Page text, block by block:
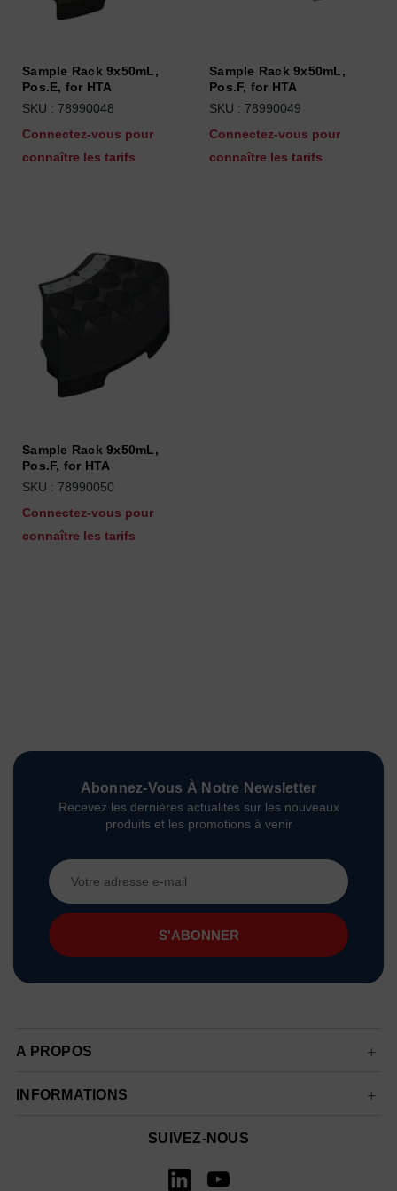
Sample Rack 9x50mL,
Pos.E, for HTA
SKU : 78990048
Connectez-vous pour
connaître les tarifs
Sample Rack 9x50mL,
Pos.F, for HTA
SKU : 78990049
Connectez-vous pour
connaître les tarifs
Sample Rack 9x50mL,
Pos.F, for HTA
SKU : 78990050
Connectez-vous pour
connaître les tarifs
Abonnez-Vous À Notre Newsletter
Recevez les dernières actualités sur les nouveaux
produits et les promotions à venir
Adresse
e-
mail
A PROPOS
INFORMATIONS
SUIVEZ-NOUS